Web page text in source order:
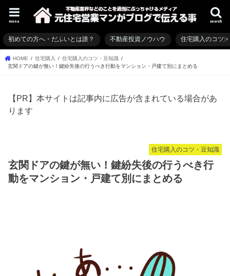
search
menu
初めての方へ・だふいとは誰？ 不動産投資ノウハウ 住宅購入のコツ
HOME 住宅購入
住宅購入のコツ・豆知識
玄関ドアの鍵が無い！鍵紛失後の行うべき行動をマンション・戸建て別にまとめる
【PR】本サイトは記事内に広告が含まれている場合があ
ります
住宅購入のコツ・豆知識
玄関ドアの鍵が無い！鍵紛失後の行うべき行
動をマンション・戸建て別にまとめる